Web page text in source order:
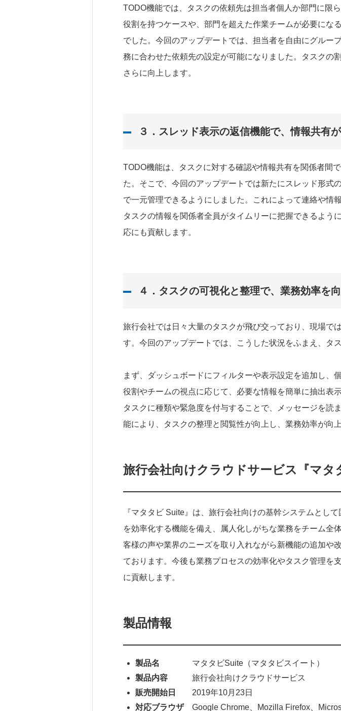
TODO機能では、タスクの依頼先は担当者個人か部門に限
役割を持つケースや、部門を超えた作業チームが必要にな
でした。今回のアップデートでは、担当者を自由にグルー
務に合わせた依頼先の設定が可能になりました。タスクの
さらに向上します。
３． スレッド表示の返信機能で、情報共有
TODO機能は、タスクに対する確認や情報共有を関係者間
た。そこで、今回のアップデートでは新たにスレッド形式
で一元管理できるようにしました。これによって連絡や情
タスクの情報を関係者全員がタイムリーに把握できるよう
応にも貢献します。
４． タスクの可視化と整理で、業務効率を
旅行会社では日々大量のタスクが飛び交っており、現場で
す。今回のアップデートでは、こうした状況をふまえ、タ
まず、ダッシュボードにフィルターや表示設定を追加し、
役割やチームの視点に応じて、必要な情報を簡単に抽出表
タスクに種類や緊急度を付与することで、メッセージを読
能により、タスクの整理と閲覧性が向上し、業務効率が向上
旅行会社向けクラウドサービス『マタ
『マタタビ Suite』は、旅行会社向けの基幹システムとし
を効率化する機能を備え、属人化しがちな業務をチーム全
客様の声や業界のニーズを取り入れながら新機能の追加や
ております。今後も業務プロセスの効率化やタスク管理を
に貢献します。
製品情報
製品名
マタタビSuite（マタタビスイート）
製品内容 旅行会社向けクラウドサービス
販売開始日
2019年10月23日
対応ブラウザGoogle Chrome、Mozilla Firefox、